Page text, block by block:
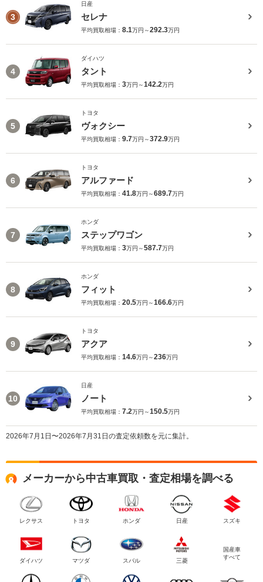
3
日産
セレナ
平均買取相場： 8.1万円～292.3万円
4
ダイハツ
タント
平均買取相場： 3万円～142.2万円
5
トヨタ
ヴォクシー
平均買取相場： 9.7万円～372.9万円
6
トヨタ
アルファード
平均買取相場： 41.8万円～689.7万円
7
ホンダ
ステップワゴン
平均買取相場： 3万円～587.7万円
8
ホンダ
フィット
平均買取相場： 20.5万円～166.6万円
9
トヨタ
アクア
平均買取相場： 14.6万円～236万円
10
日産
ノート
平均買取相場： 7.2万円～150.5万円
2026年7月1日〜2026年7月31日の査定依頼数を元に集計。
メーカーから中古車買取・査定相場を調べる
レクサス トヨタ ホンダ 日産 スズキ
ダイハツ マツダ スバル 三菱
国産車
すべて